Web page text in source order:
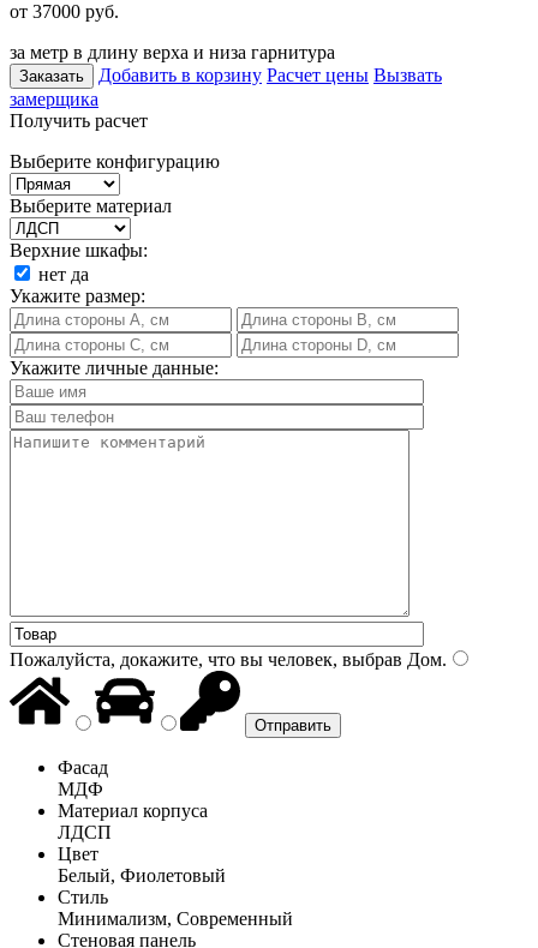
от 37000 руб.
за метр в длину верха и низа гарнитура
Заказать Добавить в корзину Расчет цены Вызвать
замерщика
Получить расчет
Выберите конфигурацию
Выберите материал
Верхние шкафы:
нет да
Укажите размер:
Укажите личные данные:
Пожалуйста, докажите, что вы человек, выбрав Дом.
Фасад
МДФ
Материал корпуса
ЛДСП
Цвет
Белый, Фиолетовый
Стиль
Минимализм, Современный
Стеновая панель